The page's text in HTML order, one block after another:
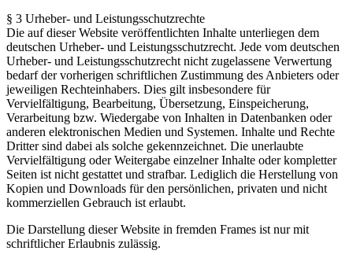
§ 3 Urheber- und Leistungsschutzrechte
Die auf dieser Website veröffentlichten Inhalte unterliegen dem
deutschen Urheber- und Leistungsschutzrecht. Jede vom deutschen
Urheber- und Leistungsschutzrecht nicht zugelassene Verwertung
bedarf der vorherigen schriftlichen Zustimmung des Anbieters oder
jeweiligen Rechteinhabers. Dies gilt insbesondere für
Vervielfältigung, Bearbeitung, Übersetzung, Einspeicherung,
Verarbeitung bzw. Wiedergabe von Inhalten in Datenbanken oder
anderen elektronischen Medien und Systemen. Inhalte und Rechte
Dritter sind dabei als solche gekennzeichnet. Die unerlaubte
Vervielfältigung oder Weitergabe einzelner Inhalte oder kompletter
Seiten ist nicht gestattet und strafbar. Lediglich die Herstellung von
Kopien und Downloads für den persönlichen, privaten und nicht
kommerziellen Gebrauch ist erlaubt.
Die Darstellung dieser Website in fremden Frames ist nur mit
schriftlicher Erlaubnis zulässig.